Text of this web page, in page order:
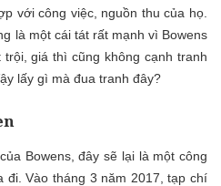
với công việc, nguồn thu của họ.
là một cái tát rất mạnh vì Bowens
giá thì cũng không cạnh tranh
lấy gì mà đua tranh đây?
Bowens, đây sẽ lại là một công
đi. Vào tháng 3 năm 2017, tạp chí